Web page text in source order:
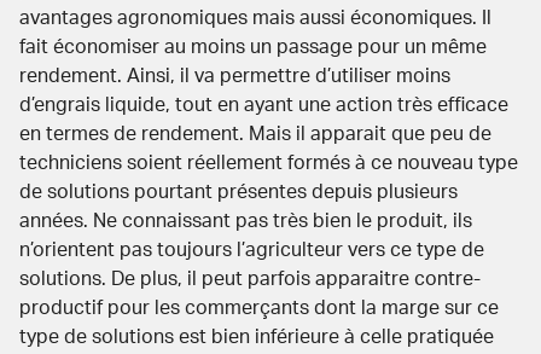
avantages agronomiques mais aussi économiques. Il
fait économiser au moins un passage pour un même
rendement. Ainsi, il va permettre d’utiliser moins
d’engrais liquide, tout en ayant une action très efficace
en termes de rendement. Mais il apparait que peu de
techniciens soient réellement formés à ce nouveau type
de solutions pourtant présentes depuis plusieurs
années. Ne connaissant pas très bien le produit, ils
n’orientent pas toujours l’agriculteur vers ce type de
solutions. De plus, il peut parfois apparaitre contre-
productif pour les commerçants dont la marge sur ce
type de solutions est bien inférieure à celle pratiquée